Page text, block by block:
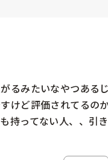
るみたいなやつある
けど評価されてるの
持ってない人、、引